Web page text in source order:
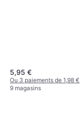
5,95 €
Ou 3 paiements de 1,98 €
9 magasins